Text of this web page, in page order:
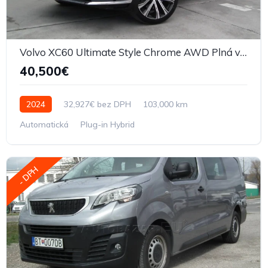
Volvo XC60 Ultimate Style Chrome AWD Plná výbava
40,500€
2024 32,927€ bez DPH
103,000 km
Automatická
Plug-in Hybrid
- DPH